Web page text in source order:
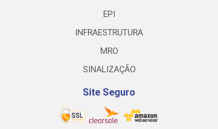
EPI
INFRAESTRUTURA
MRO
SINALIZAÇÃO
Site Seguro